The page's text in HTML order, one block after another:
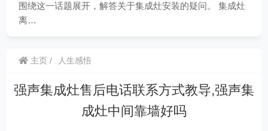
围绕这一话题展开，解答关于集成灶安装的疑问。 集成灶
离…
主页 人生感悟
强声集成灶售后电话联系方式教导,强声集
成灶中间靠墙好吗